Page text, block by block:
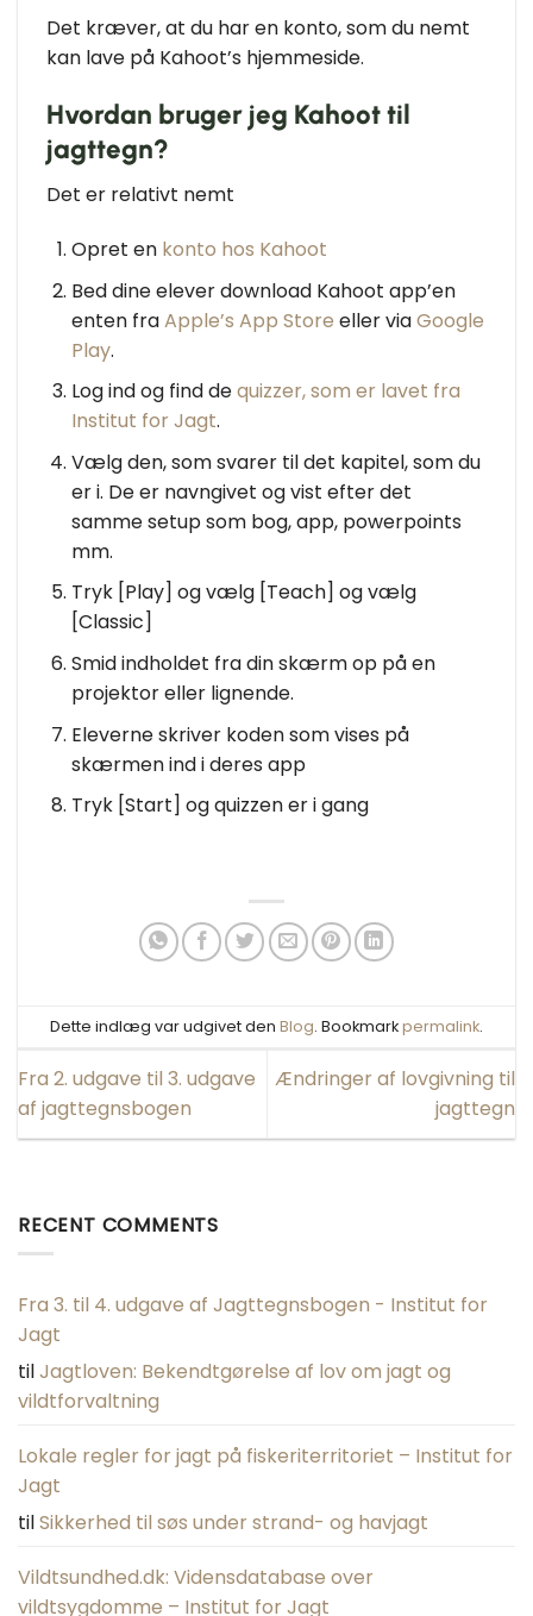
Det kræver, at du har en konto, som du nemt
kan lave på Kahoot’s hjemmeside.
Hvordan bruger jeg Kahoot til
jagttegn?
Det er relativt nemt
Opret en konto hos Kahoot
Bed dine elever download Kahoot app’en
enten fraApple’s App Store eller viaGoogle
Play.
Log ind og find dequizzer, som er lavet fra
Institut for Jagt.
Vælg den, som svarer til det kapitel, som du
er i. De er navngivet og vist efter det
samme setup som bog, app, powerpoints
mm.
Tryk [Play] og vælg [Teach] og vælg
[Classic]
Smid indholdet fra din skærm op på en
projektor eller lignende.
Eleverne skriver koden som vises på
skærmen ind i deres app
Tryk [Start] og quizzen er i gang
Dette indlæg var udgivet den Blog. Bookmarkpermalink.
Fra 2. udgave til 3. udgave
af jagttegnsbogen
Ændringer af lovgivning til
jagttegn
RECENT COMMENTS
Fra 3. til 4. udgave af Jagttegnsbogen - Institut for
Jagt
tilJagtloven: Bekendtgørelse af lov om jagt og
vildtforvaltning
Lokale regler for jagt på fiskeriterritoriet – Institut for
Jagt
tilSikkerhed til søs under strand- og havjagt
Vildtsundhed.dk: Vidensdatabase over
vildtsygdomme – Institut for Jagt